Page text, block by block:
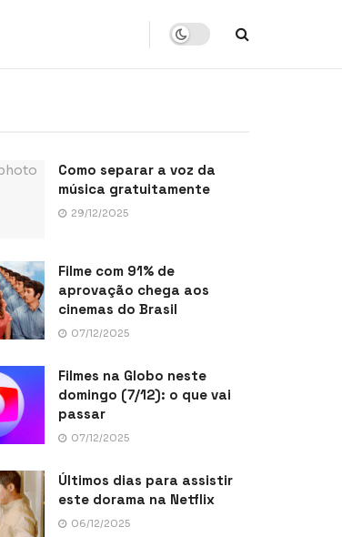
Como separar a voz da
música gratuitamente
29/12/2025
Filme com 91% de
aprovação chega aos
cinemas do Brasil
07/12/2025
Filmes na Globo neste
domingo (7/12): o que vai
passar
07/12/2025
Últimos dias para assistir
este dorama na Netflix
06/12/2025